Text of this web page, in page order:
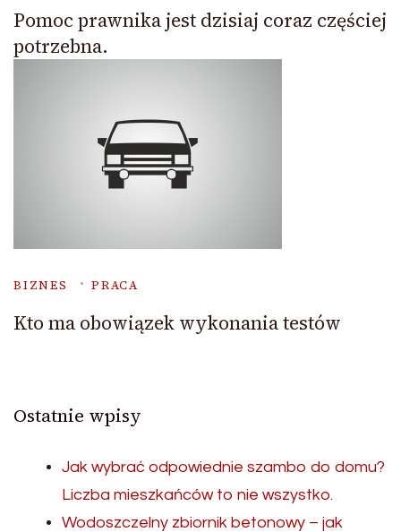
Pomoc prawnika jest dzisiaj coraz częściej
potrzebna.
BIZNES PRACA
Kto ma obowiązek wykonania testów
Ostatnie wpisy
Jak wybrać odpowiednie szambo do domu?
Liczba mieszkańców to nie wszystko.
Wodoszczelny zbiornik betonowy – jak